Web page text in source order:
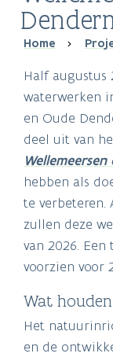
Home
Half augustus
waterwerken
en Oude
deel uit van
hebben als
te verbeteren.
zullen deze
van 2026.
voorzien voor
Wat
Het
en de